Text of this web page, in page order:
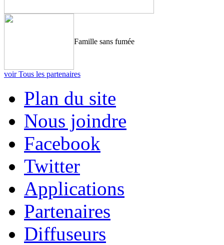
Famille sans fumée
voir Tous les partenaires
Plan du site
Nous joindre
Facebook
Twitter
Applications
Partenaires
Diffuseurs